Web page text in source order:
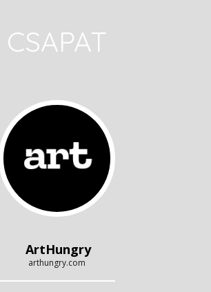
CSAPAT
ArtHungry
arthungry.com